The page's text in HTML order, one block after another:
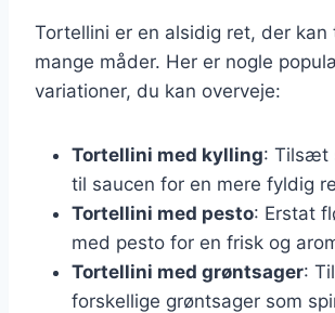
Tortellini er en alsidig ret, der kan
mange måder. Her er nogle
variationer, du kan overveje:
Tortellini med kylling: Tilsæt
til saucen for en mere fyldig
Tortellini med pesto: Erstat
med pesto for en frisk og
Tortellini med grøntsager:
forskellige grøntsager som